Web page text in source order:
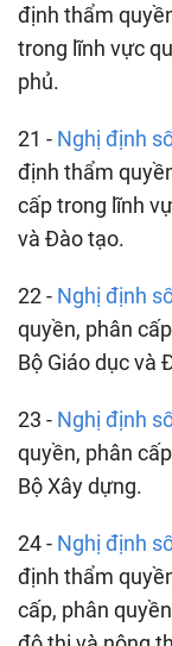
định thẩm
trong lĩnh vực
phủ.
21 - Nghị định
định thẩm
cấp trong lĩnh
và Đào tạo.
22 - Nghị định
quyền, phân
Bộ Giáo dục và
23 - Nghị định
quyền, phân
Bộ Xây dựng.
24 - Nghị định
định thẩm
cấp, phân